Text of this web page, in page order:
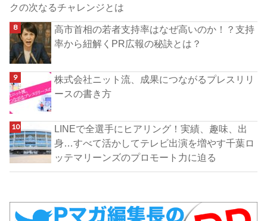
クの次なるチャレンジとは
高市首相の若者支持率はなぜ高いのか！？支持
率から紐解くPR広報の秘訣とは？
株式会社ニット流、成果につながるプレスリリ
ースの書き方
LINEで全選手にヒアリング！実績、趣味、出
身…すべて活かしてテレビ出演を増やす千葉ロ
ッテマリーンズのプロモート力に迫る